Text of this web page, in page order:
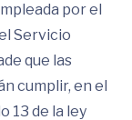
por el
Servicio
que las
cumplir, en el
13 de la ley